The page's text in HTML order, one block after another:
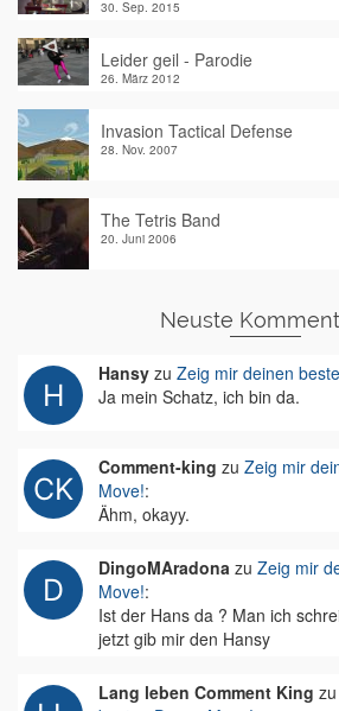
30. Sep. 2015
Leider geil - Parodie
26. März 2012
Invasion Tactical Defense
28. Nov. 2007
The Tetris Band
20. Juni 2006
Neuste
Hansy zu Zeig mir deinen
Ja mein Schatz, ich bin da.
Comment-king zu Zeig mir
Move!:
Ähm, okayy.
DingoMAradona zu Zeig mir
Move!:
Ist der Hans da ? Man ich
jetzt gib mir den Hansy
Lang leben Comment King zu